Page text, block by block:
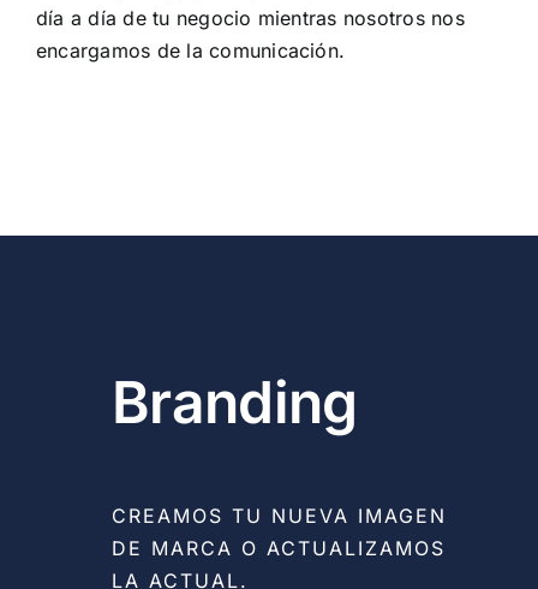
día a día de tu negocio mientras nosotros nos
encargamos de la comunicación.
Branding
CREAMOS TU NUEVA IMAGEN
DE MARCA O ACTUALIZAMOS
LA ACTUAL.